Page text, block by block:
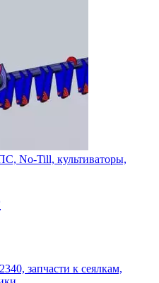
No-Till, культиваторы,
запчасти к сеялкам,